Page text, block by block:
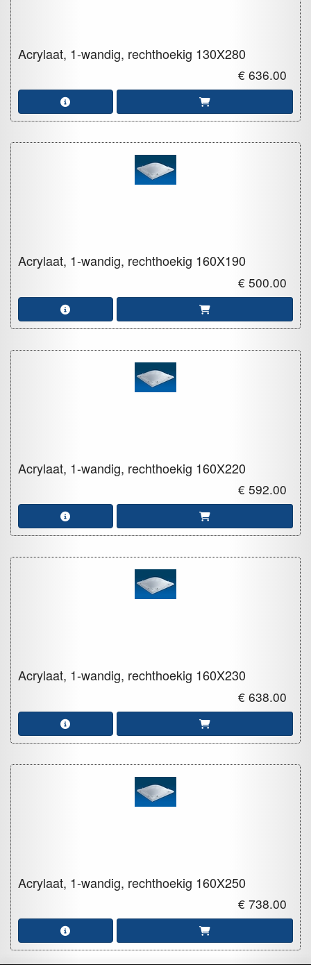
Acrylaat, 1-wandig, rechthoekig 130X280
€ 636.00
Acrylaat, 1-wandig, rechthoekig 160X190
€ 500.00
Acrylaat, 1-wandig, rechthoekig 160X220
€ 592.00
Acrylaat, 1-wandig, rechthoekig 160X230
€ 638.00
Acrylaat, 1-wandig, rechthoekig 160X250
€ 738.00